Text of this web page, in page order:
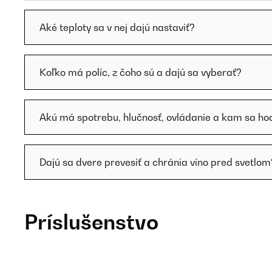
Aké teploty sa v nej dajú nastaviť?
Koľko má políc, z čoho sú a dajú sa vyberať?
Akú má spotrebu, hlučnosť, ovládanie a kam sa
Dajú sa dvere prevesiť a chránia víno pred
Príslušenstvo